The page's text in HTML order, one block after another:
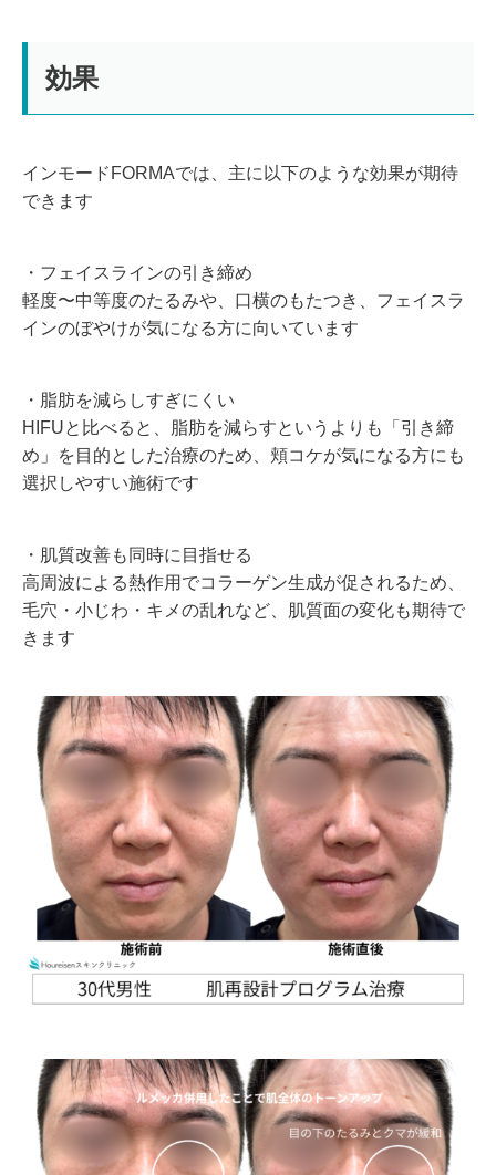
効果
インモードFORMAでは、主に以下のような効果が期待
できます
・フェイスラインの引き締め
軽度〜中等度のたるみや、口横のもたつき、フェイスラ
インのぼやけが気になる方に向いています
・脂肪を減らしすぎにくい
HIFUと比べると、脂肪を減らすというよりも「引き締
め」を目的とした治療のため、頬コケが気になる方にも
選択しやすい施術です
・肌質改善も同時に目指せる
高周波による熱作用でコラーゲン生成が促されるため、
毛穴・小じわ・キメの乱れなど、肌質面の変化も期待で
きます